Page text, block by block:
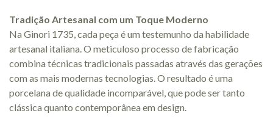
Tradição Artesanal com um Toque Moderno
Na Ginori 1735, cada peça é um testemunho da habilidade
artesanal italiana. O meticuloso processo de fabricação
combina técnicas tradicionais passadas através das gerações
com as mais modernas tecnologias. O resultado é uma
porcelana de qualidade incomparável, que pode ser tanto
clássica quanto contemporânea em design.